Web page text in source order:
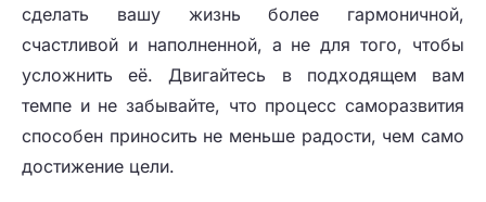
сделать вашу жизнь более гармоничной,
счастливой и наполненной, а не для того, чтобы
усложнить её. Двигайтесь в подходящем вам
темпе и не забывайте, что процесс саморазвития
способен приносить не меньше радости, чем само
достижение цели.